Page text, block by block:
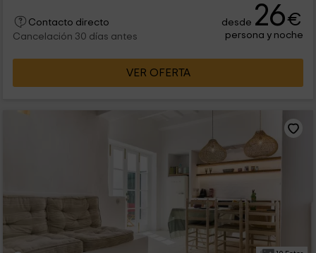
Contacto directo
Cancelación 30 días antes
desde 26€
persona y noche
VER OFERTA